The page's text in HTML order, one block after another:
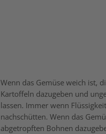
Wenn das Gemüse weich ist,
Kartoffeln dazugeben und
lassen. Immer wenn
nachschütten. Wenn das
abgetropften Bohnen